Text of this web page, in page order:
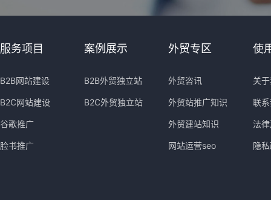
服务项目
B2B网站建设
B2C网站建设
谷歌推广
脸书推广
案例展示
B2B外贸独立站
B2C外贸独立站
外贸专区
外贸咨讯
外贸站推广知识
外贸建站知识
网站运营seo
使
关
联
法
隐